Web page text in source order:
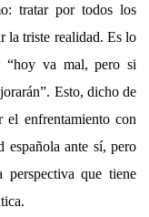
tratar por todos los
la triste realidad. Es lo
“hoy va mal, pero si
Esto, dicho de
el enfrentamiento con
española ante sí, pero
que tiene